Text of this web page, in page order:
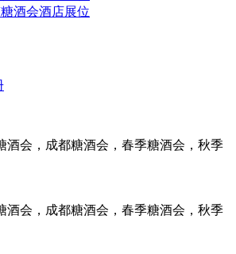
酒会酒店展位
酒会，成都糖酒会，春季糖酒会，秋季
酒会，成都糖酒会，春季糖酒会，秋季